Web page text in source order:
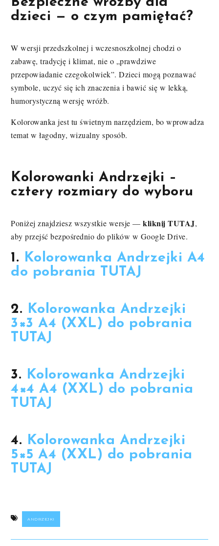
dzieci — o czym pamiętać?
W wersji przedszkolnej i wczesnoszkolnej chodzi o
zabawę, tradycję i klimat, nie o „prawdziwe
przepowiadanie czegokolwiek”. Dzieci mogą poznawać
symbole, uczyć się ich znaczenia i bawić się w lekką,
humorystyczną wersję wróżb.
Kolorowanka jest tu świetnym narzędziem, bo wprowadza
temat w łagodny, wizualny sposób.
Kolorowanki Andrzejki –
cztery rozmiary do wyboru
Poniżej znajdziesz wszystkie wersje —kliknij TUTAJ,
aby przejść bezpośrednio do plików w Google Drive.
1. Kolorowanka Andrzejki A4
do pobrania TUTAJ
2. Kolorowanka Andrzejki
3×3 A4 (XXL) do pobrania
TUTAJ
3. Kolorowanka Andrzejki
4×4 A4 (XXL) do pobrania
TUTAJ
4. Kolorowanka Andrzejki
5×5 A4 (XXL) do pobrania
TUTAJ
ANDRZEJKI